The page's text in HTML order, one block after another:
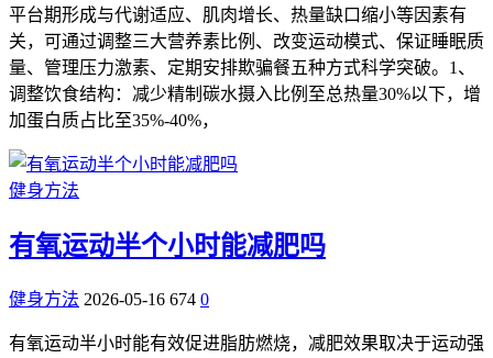
平台期形成与代谢适应、肌肉增长、热量缺口缩小等因素有
关，可通过调整三大营养素比例、改变运动模式、保证睡眠质
量、管理压力激素、定期安排欺骗餐五种方式科学突破。1、
调整饮食结构：减少精制碳水摄入比例至总热量30%以下，增
加蛋白质占比至35%-40%，
健身方法
有氧运动半个小时能减肥吗
健身方法 2026-05-16 674 0
有氧运动半小时能有效促进脂肪燃烧，减肥效果取决于运动强